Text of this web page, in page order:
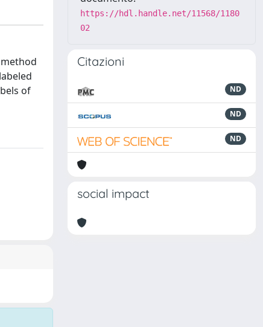
of
https://hdl.handle.net/11568/1180
02
Citazioni
ND
ND
ND
social impact